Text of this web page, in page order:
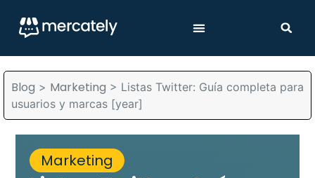
Blog > Marketing > Listas Twitter: Guía completa para
usuarios y marcas [year]
Marketing